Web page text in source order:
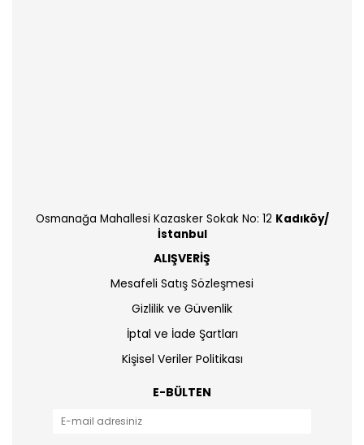
Osmanağa Mahallesi Kazasker Sokak No: 12 Kadıköy/
İstanbul
ALIŞVERİŞ
Mesafeli Satış Sözleşmesi
Gizlilik ve Güvenlik
İptal ve İade Şartları
Kişisel Veriler Politikası
E-BÜLTEN